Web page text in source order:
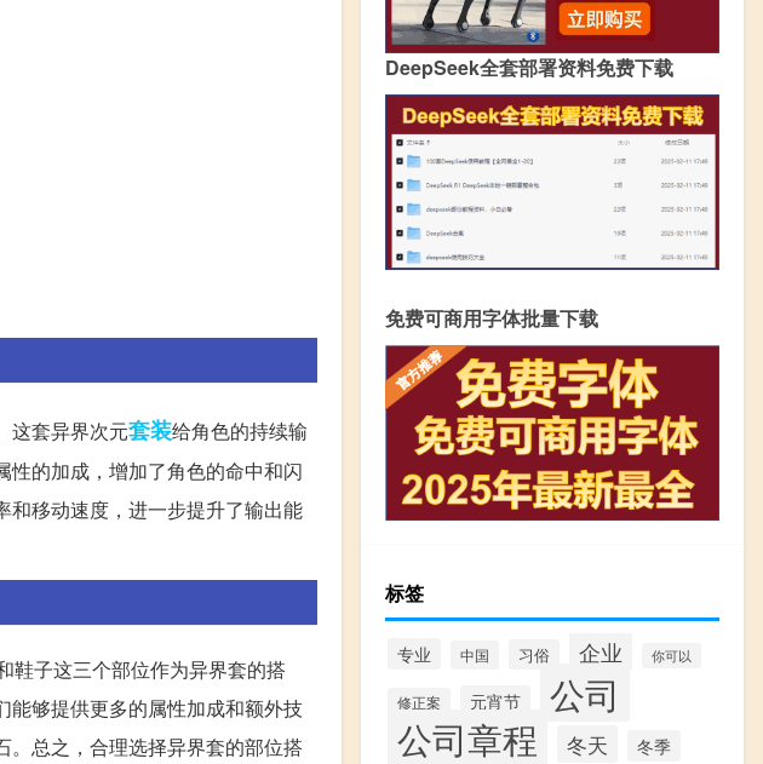
这套异界次元套装给角色的持续输
的加成，增加了角色的命中和闪
和移动速度，进一步提升了输出能
鞋子这三个部位作为异界套的搭
能够提供更多的属性加成和额外技
总之，合理选择异界套的部位搭
DeepSeek全套部署资料免费下载
免费可商用字体批量下载
标签
专业 中国 习俗 企业 你可以
修正案 元宵节 公司
公司章程 冬天 冬季